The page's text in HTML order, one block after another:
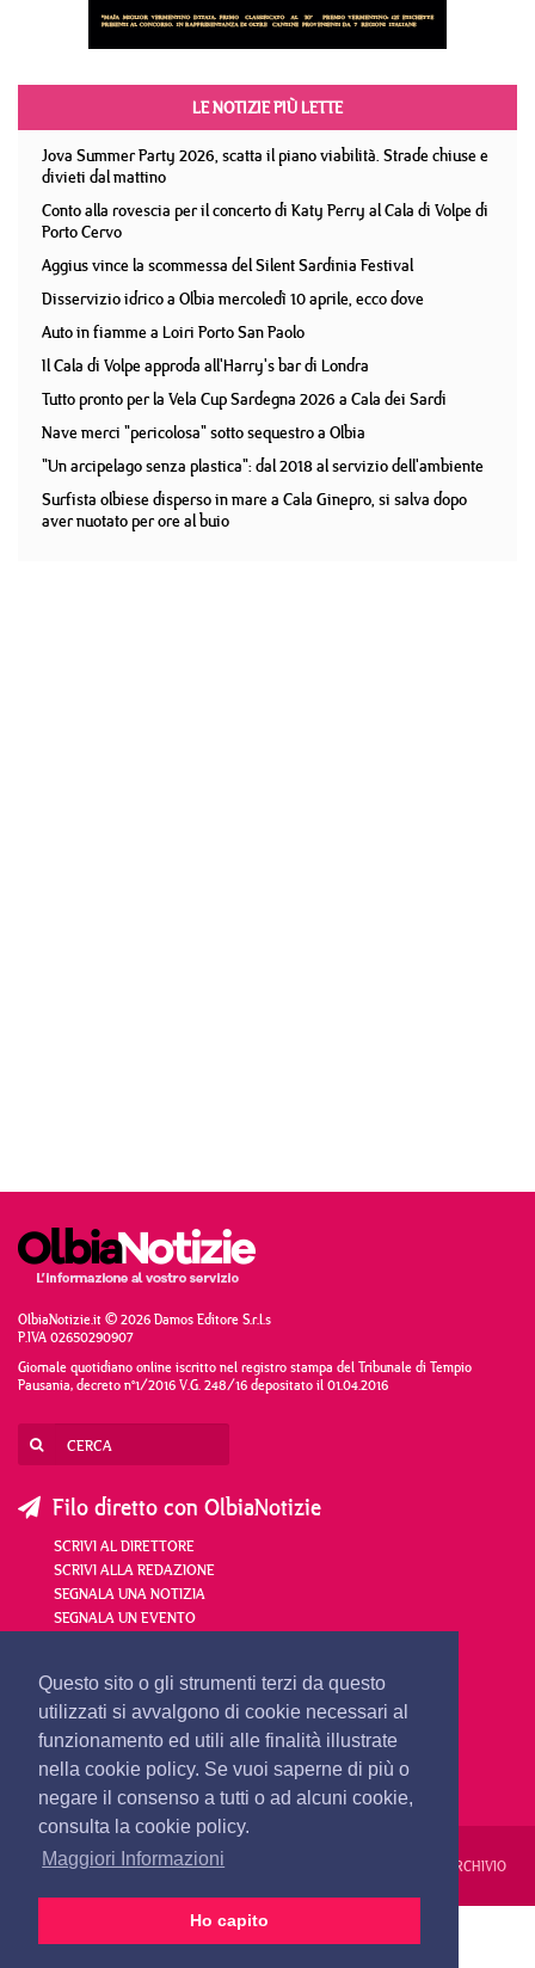
Questo sito o gli strumenti terzi da questo
utilizzati si avvalgono di cookie necessari al
funzionamento ed utili alle finalità illustrate
nella cookie policy. Se vuoi saperne di più o
negare il consenso a tutti o ad alcuni cookie,
consulta la cookie policy.
Maggiori Informazioni
Ho capito
LE NOTIZIE PIÙ LETTE
Jova Summer Party 2026, scatta il piano viabilità. Strade chiuse e
divieti dal mattino
Conto alla rovescia per il concerto di Katy Perry al Cala di Volpe di
Porto Cervo
Aggius vince la scommessa del Silent Sardinia Festival
Disservizio idrico a Olbia mercoledì 10 aprile, ecco dove
Auto in fiamme a Loiri Porto San Paolo
Il Cala di Volpe approda all'Harry's bar di Londra
Tutto pronto per la Vela Cup Sardegna 2026 a Cala dei Sardi
Nave merci "pericolosa" sotto sequestro a Olbia
"Un arcipelago senza plastica": dal 2018 al servizio dell'ambiente
Surfista olbiese disperso in mare a Cala Ginepro, si salva dopo
aver nuotato per ore al buio
OlbiaNotizie.it © 2026 Damos Editore S.r.l.s
P.IVA 02650290907
Giornale quotidiano online iscritto nel registro stampa del Tribunale di Tempio
Pausania, decreto n°1/2016 V.G. 248/16 depositato il 01.04.2016
Filo diretto con OlbiaNotizie
SCRIVI AL DIRETTORE
SCRIVI ALLA REDAZIONE
SEGNALA UNA NOTIZIA
SEGNALA UN EVENTO
redazione@olbianotizie.it
REDAZIONE PUBBLICITÀ PRIVACY E COOKIES ARCHIVIO
24 ORE VIDEO